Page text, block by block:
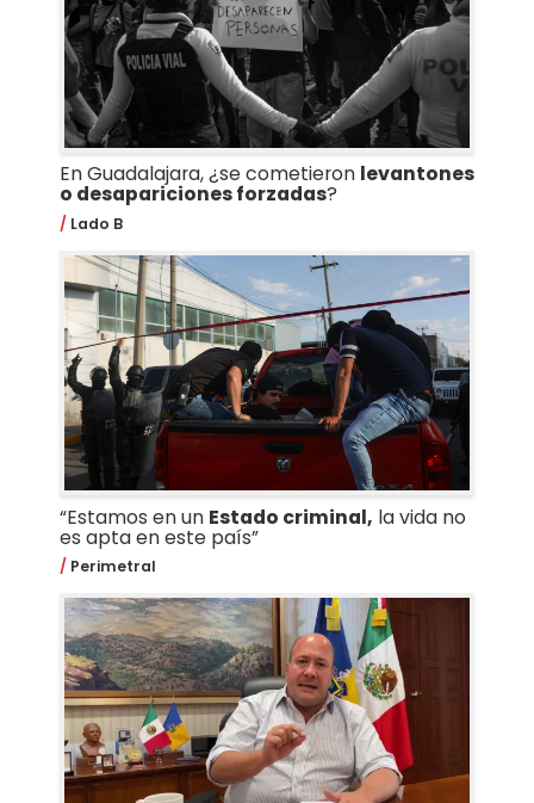
En Guadalajara, ¿se cometieron levantones
o desapariciones forzadas?
Lado B
“Estamos en un Estado criminal, la vida no
es apta en este país”
Perimetral